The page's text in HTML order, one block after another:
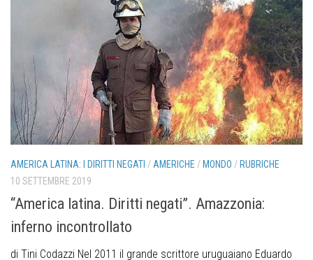
AMERICA LATINA: I DIRITTI NEGATI / AMERICHE / MONDO / RUBRICHE
10 SETTEMBRE 2019
“America latina. Diritti negati”. Amazzonia:
inferno incontrollato
di Tini Codazzi Nel 2011 il grande scrittore uruguaiano Eduardo